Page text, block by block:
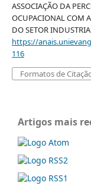
ASSOCIAÇÃO DA
OCUPACIONAL COM
DO SETOR
https://
116
Formatos de
Artigos mais